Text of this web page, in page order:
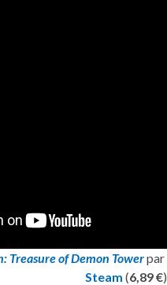
Treasure of Demon Towerpar
Steam (6,89 €)